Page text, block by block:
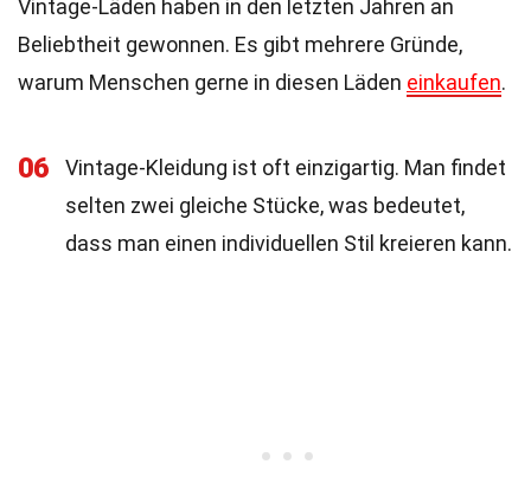
Vintage-Läden haben in den letzten Jahren an
Beliebtheit gewonnen. Es gibt mehrere Gründe,
warum Menschen gerne in diesen Läden einkaufen.
06
Vintage-Kleidung ist oft einzigartig. Man findet
selten zwei gleiche Stücke, was bedeutet,
dass man einen individuellen Stil kreieren kann.